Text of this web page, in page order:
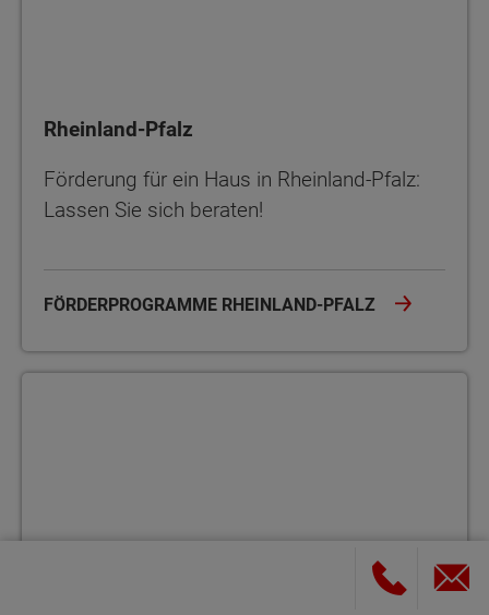
Rheinland-Pfalz
Förderung für ein Haus in Rheinland-Pfalz:
Lassen Sie sich beraten!
FÖRDERPROGRAMME RHEINLAND-PFALZ